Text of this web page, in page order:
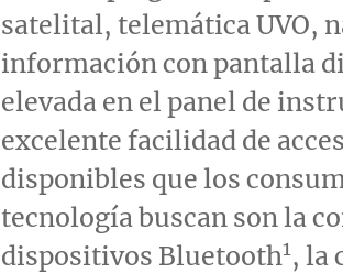
satelital, telemática UVO,
información con pantalla
elevada en el panel de
excelente facilidad de
disponibles que los
tecnología buscan son la
dispositivos Bluetooth1, la